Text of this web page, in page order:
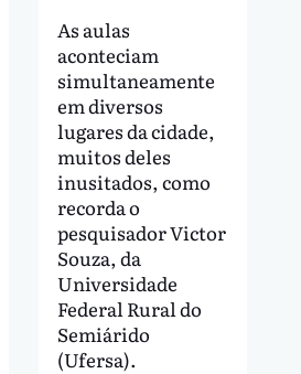
As aulas
aconteciam
simultaneamente
em diversos
lugares da cidade,
muitos deles
inusitados, como
recorda o
pesquisador Victor
Souza, da
Universidade
Federal Rural do
Semiárido
(Ufersa).